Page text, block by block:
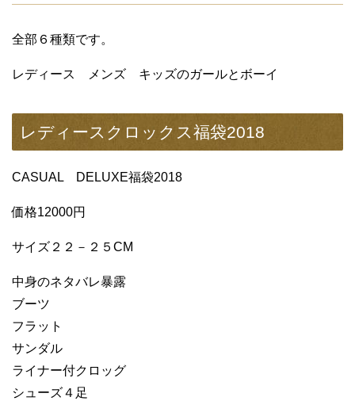
全部６種類です。
レディース メンズ キッズのガールとボーイ
レディースクロックス福袋2018
CASUAL DELUXE福袋2018
価格12000円
サイズ２２－２５CM
中身のネタバレ暴露
ブーツ
フラット
サンダル
ライナー付クロッグ
シューズ４足